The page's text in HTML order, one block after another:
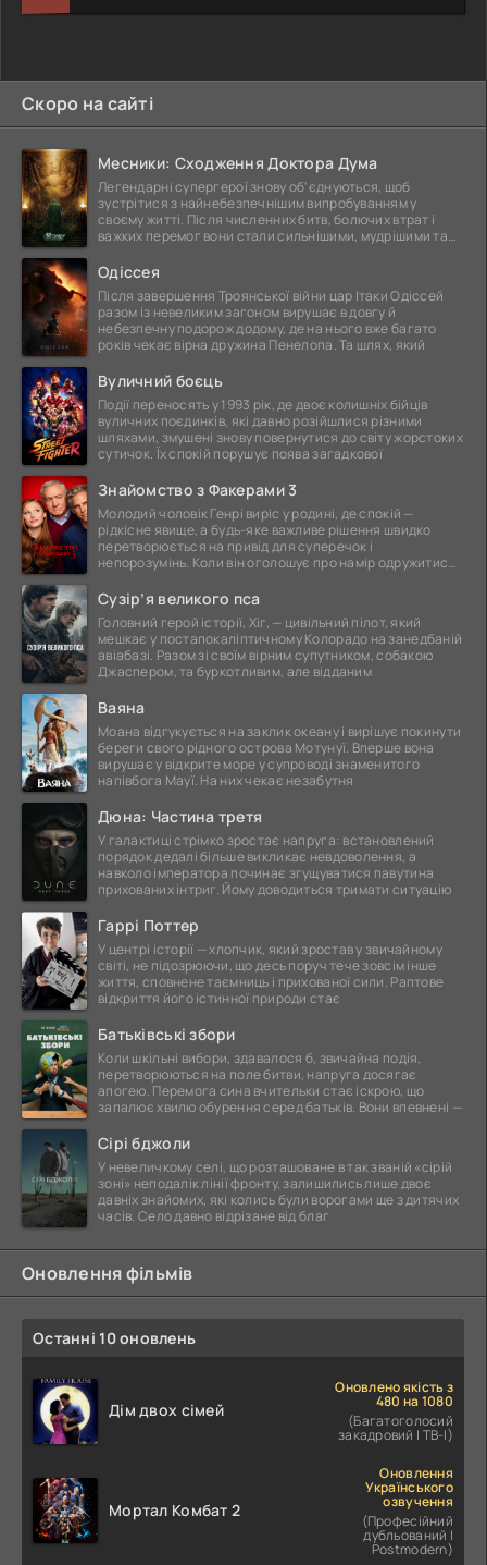
Скоро на сайті
Месники: Сходження Доктора Дума
Легендарні супергерої знову об'єднуються, щоб
зустрітися з найнебезпечнішим випробуванням у
своєму житті. Після численних битв, болючих втрат і
важких перемог вони стали сильнішими, мудрішими та
Одіссея
Після завершення Троянської війни цар Ітаки Одіссей
разом із невеликим загоном вирушає в довгу й
небезпечну подорож додому, де на нього вже багато
років чекає вірна дружина Пенелопа. Та шлях, який
Вуличний боєць
Події переносять у 1993 рік, де двоє колишніх бійців
вуличних поєдинків, які давно розійшлися різними
шляхами, змушені знову повернутися до світу жорстоких
сутичок. Їх спокій порушує поява загадкової
Знайомство з Факерами 3
Молодий чоловік Генрі виріс у родині, де спокій —
рідкісне явище, а будь-яке важливе рішення швидко
перетворюється на привід для суперечок і
непорозумінь. Коли він оголошує про намір одружитися,
Сузір’я великого пса
Головний герой історії, Хіг, — цивільний пілот, який
мешкає у постапокаліптичному Колорадо на занедбаній
авіабазі. Разом зі своїм вірним супутником, собакою
Джаспером, та буркотливим, але відданим
Ваяна
Моана відгукується на заклик океану і вирішує покинути
береги свого рідного острова Мотунуї. Вперше вона
вирушає у відкрите море у супроводі знаменитого
напівбога Мауї. На них чекає незабутня
Дюна: Частина третя
У галактиці стрімко зростає напруга: встановлений
порядок дедалі більше викликає невдоволення, а
навколо імператора починає згущуватися павутина
прихованих інтриг. Йому доводиться тримати ситуацію
Гаррі Поттер
У центрі історії — хлопчик, який зростав у звичайному
світі, не підозрюючи, що десь поруч тече зовсім інше
життя, сповнене таємниць і прихованої сили. Раптове
відкриття його істинної природи стає
Батьківські збори
Коли шкільні вибори, здавалося б, звичайна подія,
перетворюються на поле битви, напруга досягає
апогею. Перемога сина вчительки стає іскрою, що
запалює хвилю обурення серед батьків. Вони впевнені —
Сірі бджоли
У невеличкому селі, що розташоване в так званій «сірій
зоні» неподалік лінії фронту, залишились лише двоє
давніх знайомих, які колись були ворогами ще з дитячих
часів. Село давно відрізане від благ
Оновлення фільмів
Останні 10 оновлень
Дім двох сімей
Оновлено якість з
480 на 1080
(Багатоголосий
закадровий | ТВ-І)
Мортал Комбат 2
Оновлення
Українського
озвучення
(Професійний
дубльований |
Postmodern)